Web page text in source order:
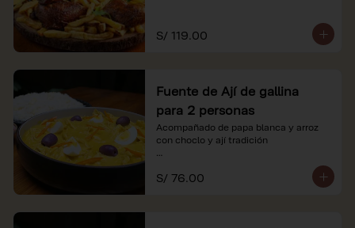
*Nuestros precios están expresados en
soles e incluyen impuestos de ley y
S/ 119.00
Fuente de Ají de gallina
para 2 personas
Acompañado de papa blanca y arroz
con choclo y ají tradición
*Nuestros precios están expresados en
soles e incluyen impuestos de ley y
S/ 76.00